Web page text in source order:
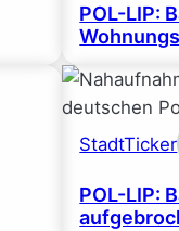
POL-LIP:
StadtTicker
POL-LIP: